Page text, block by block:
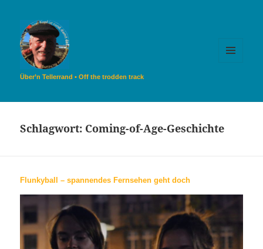
Über’n Tellerrand • Off the trodden track
Schlagwort: Coming-of-Age-Geschichte
Flunkyball – spannendes Fernsehen geht doch